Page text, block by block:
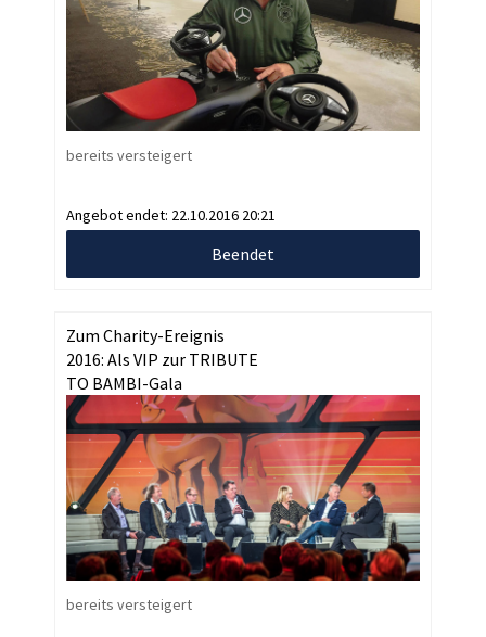
bereits versteigert
Angebot endet: 22.10.2016 20:21
Beendet
Zum Charity-Ereignis
2016: Als VIP zur TRIBUTE
TO BAMBI-Gala
bereits versteigert